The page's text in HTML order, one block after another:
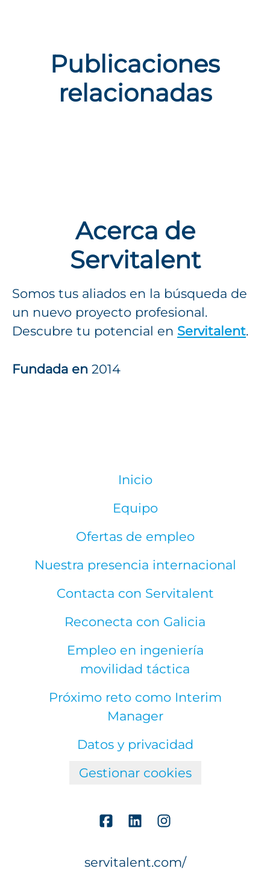
Publicaciones
relacionadas
CV imbatible: Claves para
Acerca de
Servitalent
Somos tus aliados en la búsqueda de
un nuevo proyecto profesional.
Descubre tu potencial en Servitalent.
Fundada en 2014
Inicio
Equipo
Ofertas de empleo
Nuestra presencia internacional
Contacta con Servitalent
Reconecta con Galicia
Empleo en ingeniería
movilidad táctica
Próximo reto como Interim
Manager
Datos y privacidad
Gestionar cookies
servitalent.com/